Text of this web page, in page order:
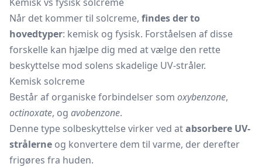
Når det kommer til solcreme, findes der to
hovedtyper: kemisk og fysisk. Forståelsen af disse
forskelle kan hjælpe dig med at vælge den rette
beskyttelse mod solens skadelige UV-stråler.
Kemisk solcreme
Består af organiske forbindelser som oxybenzone,
octinoxate, og avobenzone.
Denne type solbeskyttelse virker ved atabsorbere UV-
strålerne og konvertere dem til varme, der derefter
frigøres fra huden.